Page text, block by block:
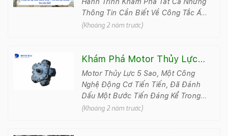
Thông Tin Cần Biết Về Công Tắc Áp
Suất Nước, Từ Cấu Tạo Và Nguyên
(Khoảng 2 năm trước)
Khám Phá Motor Thủy Lực 5
Sao Công Nghệ Động Cơ
Tiến Tiến
Motor Thủy Lực 5 Sao, Một Công
Nghệ Động Cơ Tiến Tiến, Đã Đánh
Dấu Một Bước Tiến Đáng Kể Trong
Lĩnh Vực Thủy Lực Và Cơ Khí. Với
(Khoảng 2 năm trước)